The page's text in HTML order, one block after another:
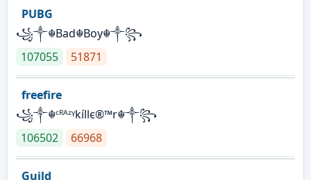
PUBG
꧁༒☬Bad☬Boy☬༒꧂
107055
51871
freefire
꧁༒☬ᶜᴿᴬᶻᵞkíllє®™r☬༒꧂
106502
66968
Guild